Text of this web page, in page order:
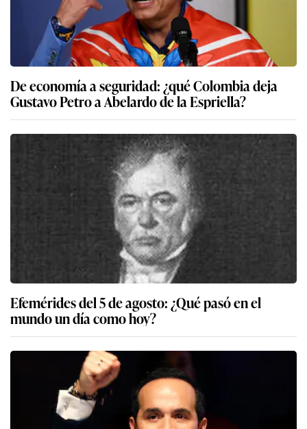
De economía a seguridad: ¿qué Colombia deja
Gustavo Petro a Abelardo de la Espriella?
Efemérides del 5 de agosto: ¿Qué pasó en el
mundo un día como hoy?